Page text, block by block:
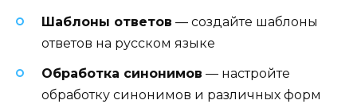
Шаблоны ответов — создайте шаблоны
ответов на русском языке
Обработка синонимов — настройте
обработку синонимов и различных форм